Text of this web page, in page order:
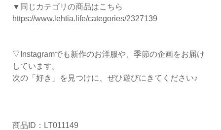
▼同じカテゴリの商品はこちら
https://www.lehtia.life/categories/2327139
▽Instagramでも新作のお洋服や、季節の企画をお届け
しています。
次の「好き」を見つけに、ぜひ遊びにきてください♪
商品ID：LT011149